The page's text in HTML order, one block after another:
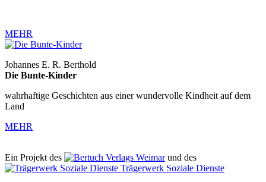
MEHR
Johannes E. R. Berthold
Die Bunte-Kinder
wahrhaftige Geschichten aus einer wundervolle Kindheit auf dem
Land
MEHR
Ein Projekt des Verlags Weimarund des
Trägerwerk Soziale Dienste